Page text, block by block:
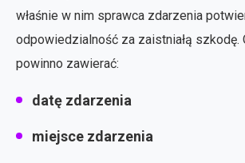
właśnie w nim sprawca zdarzenia
odpowiedzialność za zaistniałą szkodę.
powinno zawierać:
datę zdarzenia
miejsce zdarzenia